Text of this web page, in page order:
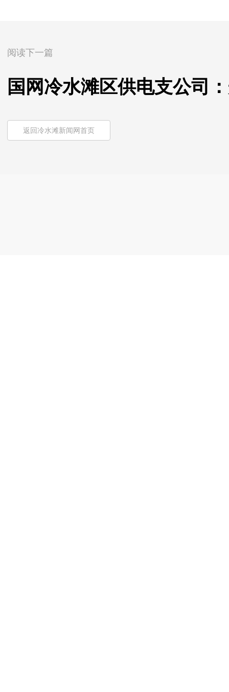
阅读下一篇
国网冷水滩区供电支公司
返回冷水滩新闻网首页